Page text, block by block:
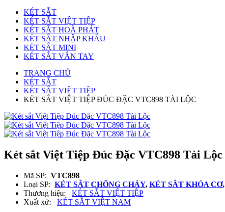
KÉT SẮT
KÉT SẮT VIỆT TIỆP
KÉT SẮT HOÀ PHÁT
KÉT SẮT NHẬP KHẨU
KÉT SẮT MINI
KÉT SẮT VÂN TAY
TRANG CHỦ
KÉT SẮT
KÉT SẮT VIỆT TIỆP
KÉT SẮT VIỆT TIỆP ĐÚC ĐẶC VTC898 TÀI LỘC
Két sắt Việt Tiệp Đúc Đặc VTC898 Tài Lộc
Mã SP: VTC898
Loại SP: KÉT SẮT CHỐNG CHÁY, KÉT SẮT KHÓA CƠ,
Thương hiệu: KÉT SẮT VIỆT TIỆP
Xuất xứ: KÉT SẮT VIỆT NAM